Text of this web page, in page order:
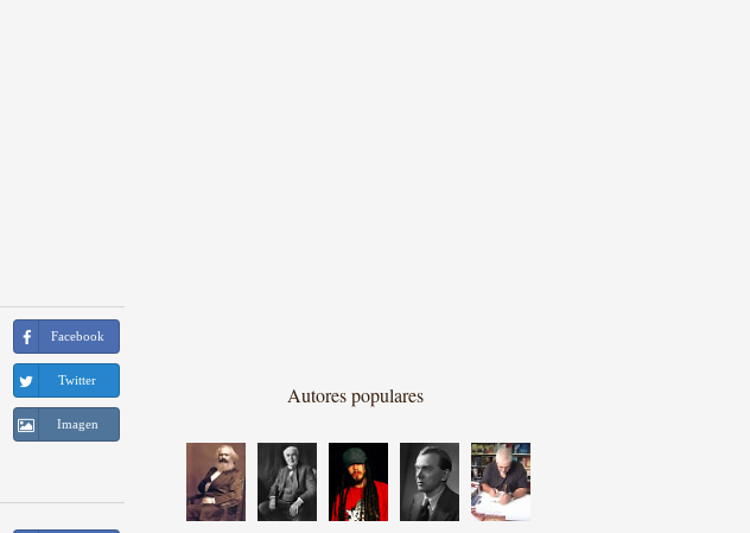
Facebook
Twitter
Imagen
Autores populares